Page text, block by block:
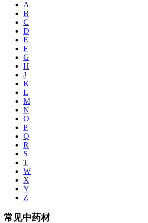
A
B
C
D
E
F
G
H
J
K
L
M
N
O
P
Q
R
S
T
W
X
Y
Z
常见中药材